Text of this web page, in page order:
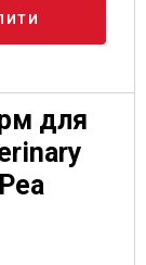
для